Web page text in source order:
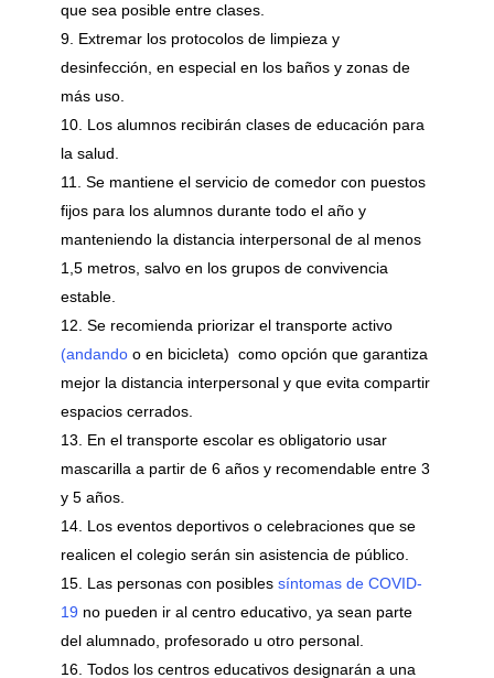
que sea posible entre clases.
Extremar los protocolos de limpieza y
desinfección, en especial en los baños y zonas de
más uso.
Los alumnos recibirán clases de educación para
la salud.
Se mantiene el servicio de comedor con puestos
fijos para los alumnos durante todo el año y
manteniendo la distancia interpersonal de al menos
1,5 metros, salvo en los grupos de convivencia
estable.
Se recomienda priorizar el transporte activo
(andandoo en bicicleta) como opción que garantiza
mejor la distancia interpersonal y que evita compartir
espacios cerrados.
En el transporte escolar es obligatorio usar
mascarilla a partir de 6 años y recomendable entre 3
y 5 años.
Los eventos deportivos o celebraciones que se
realicen el colegio serán sin asistencia de público.
Las personas con posibles síntomas de COVID-
19 no pueden ir al centro educativo, ya sean parte
del alumnado, profesorado u otro personal.
Todos los centros educativos designarán a una